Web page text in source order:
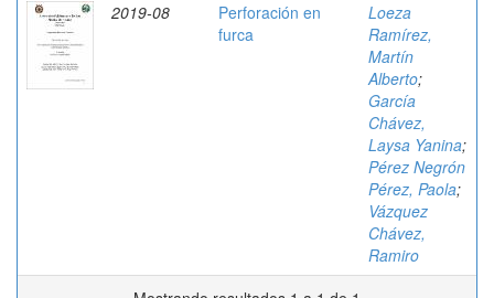
2019-08
Perforación en
furca
Loeza
Ramírez,
Martín
Alberto;
García
Chávez,
Laysa Yanina;
Pérez Negrón
Pérez, Paola;
Vázquez
Chávez,
Ramiro